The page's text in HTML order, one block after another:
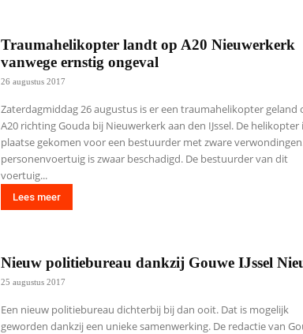
Traumahelikopter landt op A20 Nieuwerkerk
vanwege ernstig ongeval
26 augustus 2017
Zaterdagmiddag 26 augustus is er een traumahelikopter geland
A20 richting Gouda bij Nieuwerkerk aan den IJssel. De helikopter
plaatse gekomen voor een bestuurder met zware verwondingen.
personenvoertuig is zwaar beschadigd. De bestuurder van dit
voertuig...
Lees meer
Nieuw politiebureau dankzij Gouwe IJssel
25 augustus 2017
Een nieuw politiebureau dichterbij bij dan ooit. Dat is mogelijk
geworden dankzij een unieke samenwerking. De redactie van